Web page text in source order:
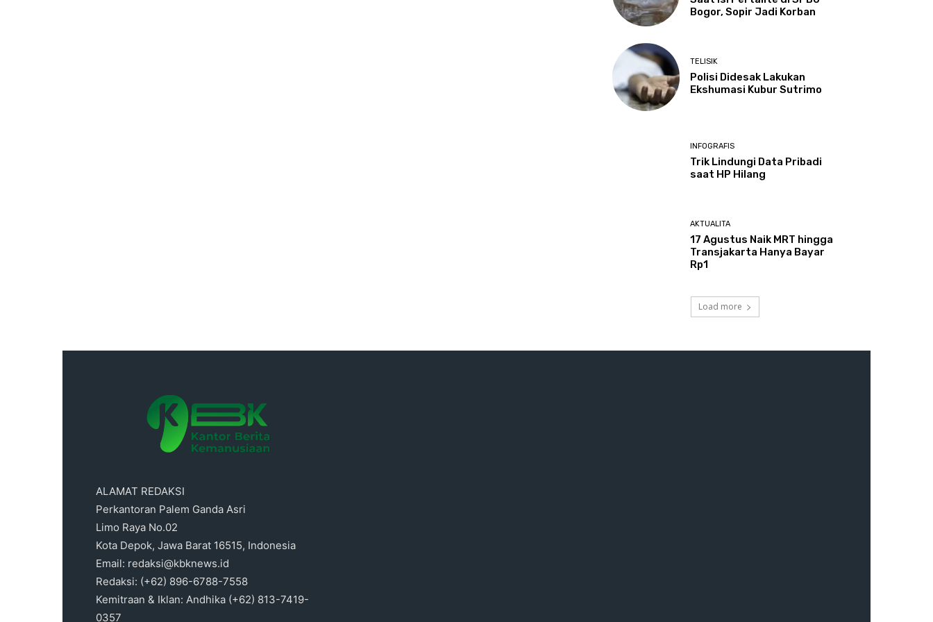
Bogor, Sopir Jadi Korban
TELISIK
Polisi Didesak Lakukan
Ekshumasi Kubur Sutrimo
INFOGRAFIS
Trik Lindungi Data Pribadi
saat HP Hilang
AKTUALITA
17 Agustus Naik MRT hingga
Transjakarta Hanya Bayar
Rp1
Load more
ALAMAT REDAKSI
Perkantoran Palem Ganda Asri
Limo Raya No.02
Kota Depok, Jawa Barat 16515, Indonesia
Email: redaksi@kbknews.id
Redaksi: (+62) 896-6788-7558
Kemitraan & Iklan: Andhika (+62) 813-7419-
0357